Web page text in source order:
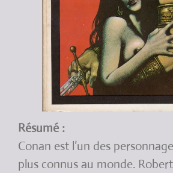
Résumé :
Conan est l’un des
plus connus au monde.